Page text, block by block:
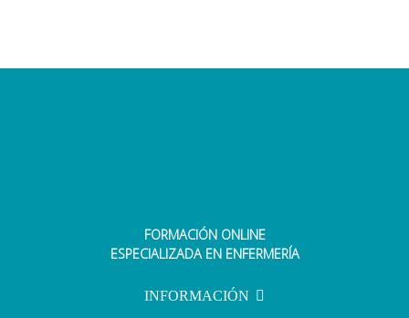
FORMACIÓN ONLINE
ESPECIALIZADA EN ENFERMERÍA
INFORMACIÓN